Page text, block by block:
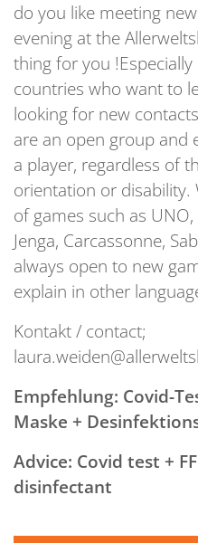
do you like meeting
evening at the
thing for you
countries who want to
looking for new
are an open group and
a player, regardless of
orientation or disability.
of games such as
Jenga, Carcassonne,
always open to new
explain in other
Kontakt / contact;
Empfehlung: Covid-
Maske +
Advice: Covid test +
disinfectant